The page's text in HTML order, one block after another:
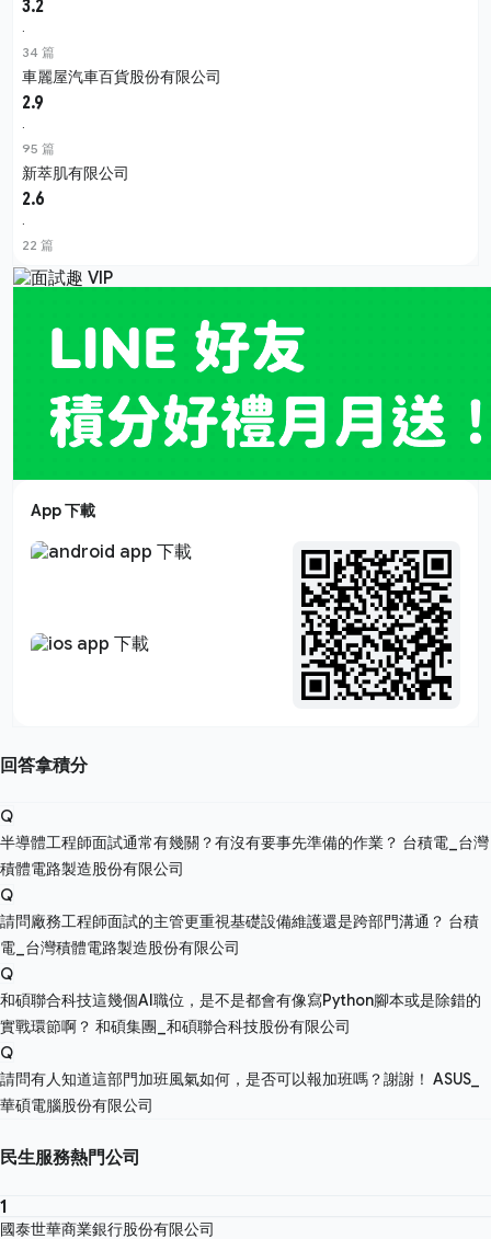
3.2
·
34 篇
車麗屋汽車百貨股份有限公司
2.9
·
95 篇
新萃肌有限公司
2.6
·
22 篇
App 下載
回答拿積分
Q
半導體工程師面試通常有幾關？有沒有要事先準備的作業？ 台積電_台灣
積體電路製造股份有限公司
Q
請問廠務工程師面試的主管更重視基礎設備維護還是跨部門溝通？ 台積
電_台灣積體電路製造股份有限公司
Q
和碩聯合科技這幾個AI職位，是不是都會有像寫Python腳本或是除錯的
實戰環節啊？ 和碩集團_和碩聯合科技股份有限公司
Q
請問有人知道這部門加班風氣如何，是否可以報加班嗎？謝謝！ ASUS_
華碩電腦股份有限公司
民生服務熱門公司
1
國泰世華商業銀行股份有限公司